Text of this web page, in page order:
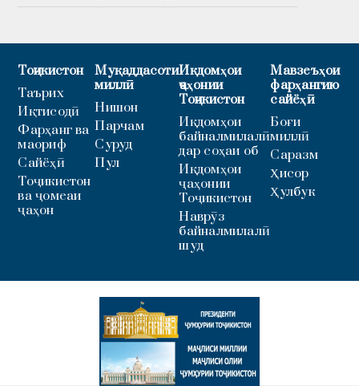
Тоҷикистон
Таърих
Иқтисодӣ
Фарҳанг ва
маориф
Сайёҳӣ
Тоҷикистон
ва ҷомеаи
ҷаҳон
Муқаддасоти
миллӣ
Нишон
Парчам
Суруд
Пул
Иқдомҳои
ҷаҳонии
Тоҷикистон
Иқдомҳои
байналмилалӣ
дар соҳаи об
Иқдомҳои
ҷаҳонии
Тоҷикистон
Наврӯз
байналмилалӣ
шуд
Мавзеъҳои
фарҳангию
сайёҳӣ
Боғи
миллӣ
Саразм
Ҳисор
Ҳулбук